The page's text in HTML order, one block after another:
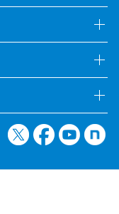
X（旧Twitter）
Facebook